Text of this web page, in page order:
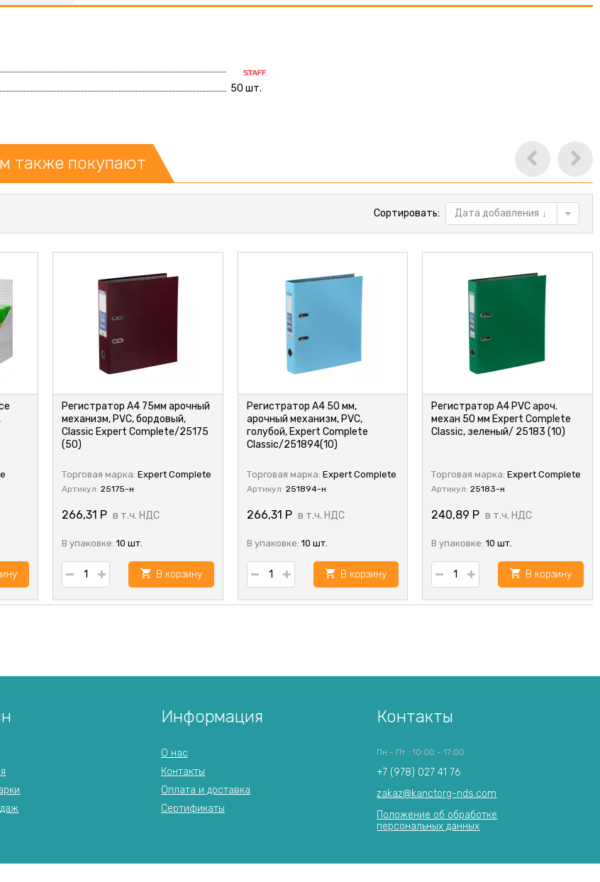
50 шт.
также покупают
Сортировать: Дата добавления
Регистратор А4 75мм арочный
механизм, PVC, бордовый,
Classic Expert Complete/25175
(50)
Торговая марка: Expert Complete
Артикул: 25175-н
266,31 Р в т.ч. НДС
В упаковке: 10 шт.
В корзину
Регистратор А4 50 мм,
арочный механизм, PVC,
голубой, Expert Complete
Classic/251894(10)
Торговая марка: Expert Complete
Артикул: 251894-н
266,31 Р в т.ч. НДС
В упаковке: 10 шт.
В корзину
Регистратор А4 PVC ароч.
механ 50 мм Expert Complete
Classic, зеленый/ 25183 (10)
Торговая марка: Expert Complete
Артикул: 25183-н
240,89 Р в т.ч. НДС
В упаковке: 10 шт.
В корзину
Информация
О нас
Контакты
Оплата и доставка
Сертификаты
Контакты
Пн - Пт : 10:00 - 17:00
+7 (978) 027 41 76
zakaz@kanctorg-nds.com
Положение об обработке
персональных данных